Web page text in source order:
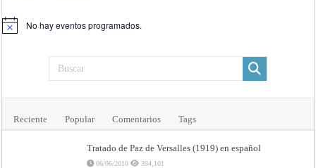
Aviso No hay eventos programados.
Reciente Popular Comentarios Tags
Tratado de Paz de Versalles (1919) en español
06/06/2010 394,101